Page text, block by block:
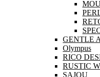
GENTLE
Olympus
RICO
RUSTIC
SAJOU